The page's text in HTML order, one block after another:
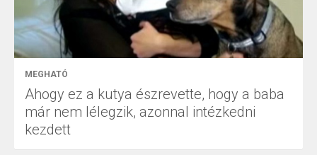
MEGHATÓ
Ahogy ez a kutya észrevette, hogy a baba
már nem lélegzik, azonnal intézkedni
kezdett